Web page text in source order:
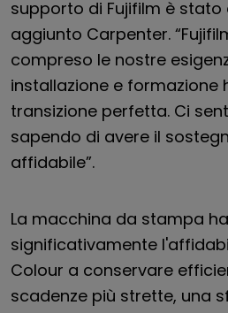
supporto di Fujifilm è stato
aggiunto Carpenter.
compreso le nostre
installazione e formazione
transizione perfetta. Ci
sapendo di avere il
affidabile”.
La macchina da stampa
significativamente
Colour a conservare
scadenze più strette, una